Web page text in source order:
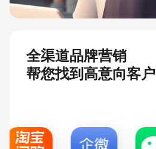
全渠道品牌营销
帮您找到高意向客户